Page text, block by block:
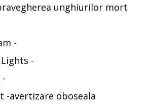
unghiurilor mort
-
-
-
-avertizare oboseala